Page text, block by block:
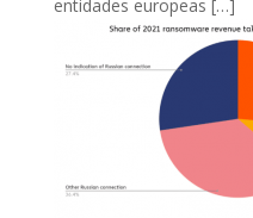
entidades europeas […]